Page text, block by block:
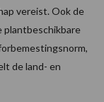
vereist. Ook de
plantbeschikbare
de land- en